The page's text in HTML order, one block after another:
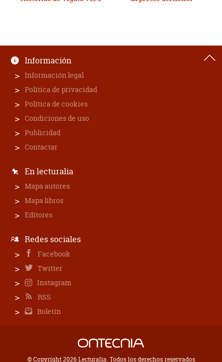
Información
Información legal
Política de privacidad
Política de cookies
Condiciones de uso
Publicidad
Contactar
En lecturalia
Mapa autores
Mapa libros
Editores
Redes sociales
Facebook
Twitter
Instagram
RSS
Boletín
© Copyright 2026 Lecturalia. Todos los derechos reservados